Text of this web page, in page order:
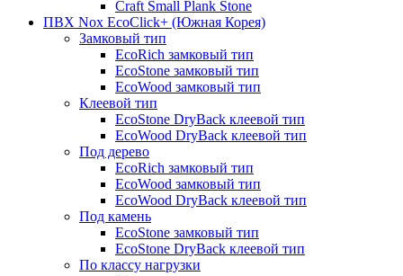
Craft Small Plank Stone
ПВХ Nox EcoClick+ (Южная Корея)
Замковый тип
EcoRich замковый тип
EcoStone замковый тип
EcoWood замковый тип
Клеевой тип
EcoStone DryBack клеевой тип
EcoWood DryBack клеевой тип
Под дерево
EcoRich замковый тип
EcoWood замковый тип
EcoWood DryBack клеевой тип
Под камень
EcoStone замковый тип
EcoStone DryBack клеевой тип
По классу нагрузки